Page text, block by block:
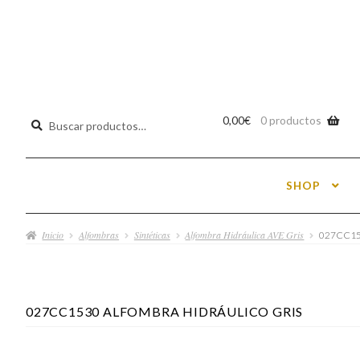
Buscar
0,00€ 0 productos
SHOP
Inicio Alfombras Sintéticas Alfombra Hidráulica AVE Gris
027CC1530 ALFOMBRA HIDRÁULICO GRIS